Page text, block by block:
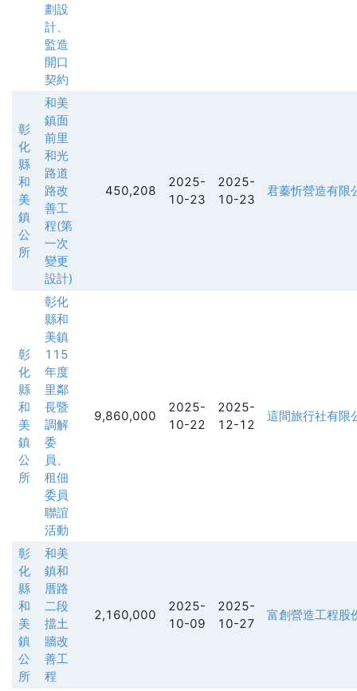
劃設
計、
監造
開口
契約
彰
化
縣
和
美
鎮
公
所
和美
鎮面
前里
和光
路道
路改
善工
程(第
一次
變更
設計)
450,208
2025-
10-23
2025-
10-23
君蓁忻營造有限
彰
化
縣
和
美
鎮
公
所
彰化
縣和
美鎮
115
年度
里鄰
長暨
調解
委
員、
租佃
委員
聯誼
活動
9,860,000
2025-
10-22
2025-
12-12
這間旅行社有限
彰
化
縣
和
美
鎮
公
所
和美
鎮和
厝路
二段
擋土
牆改
善工
程
2,160,000
2025-
10-09
2025-
10-27
富創營造工程股